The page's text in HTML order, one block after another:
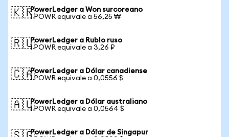
🇰🇷PowerLedger a Won surcoreano
1 POWR equivale a 56,25 ₩
🇷🇺PowerLedger a Rublo ruso
1 POWR equivale a 3,26 ₽
🇨🇦PowerLedger a Dólar canadiense
1 POWR equivale a 0,0556 $
🇦🇺PowerLedger a Dólar australiano
1 POWR equivale a 0,0564 $
PowerLedger a Dólar de Singapur